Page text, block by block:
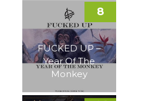
FUCKED UP –
Year Of The
Monkey
8